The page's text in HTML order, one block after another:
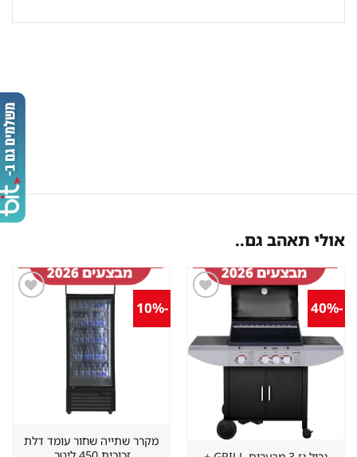
אולי תאהב גם..
במועדפים
מקרר שתייה שחור עומד דלת